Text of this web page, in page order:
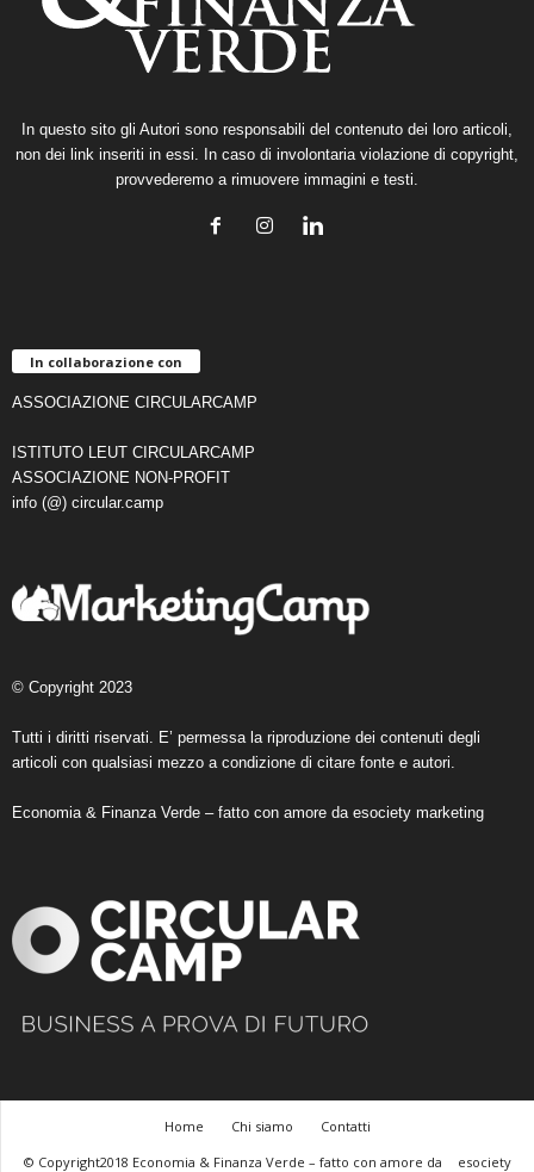
In questo sito gli Autori sono responsabili del contenuto dei loro articoli,
non dei link inseriti in essi. In caso di involontaria violazione di copyright,
provvederemo a rimuovere immagini e testi.
In collaborazione con
ASSOCIAZIONE CIRCULARCAMP
ISTITUTO LEUT CIRCULARCAMP
ASSOCIAZIONE NON-PROFIT
info (@) circular.camp
© Copyright 2023
Tutti i diritti riservati. E’ permessa la riproduzione dei contenuti degli
articoli con qualsiasi mezzo a condizione di citare fonte e autori.
Economia & Finanza Verde – fatto con amore da esociety marketing
Home Chi siamo
Contatti
© Copyright2018 Economia & Finanza Verde – fatto con amore da
esociety